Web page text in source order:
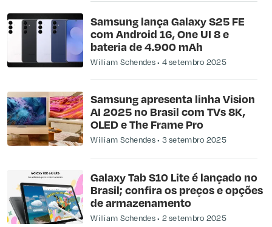
Samsung lança Galaxy S25 FE
com Android 16, One UI 8 e
bateria de 4.900 mAh
William Schendes 4 setembro 2025
Samsung apresenta linha Vision
AI 2025 no Brasil com TVs 8K,
OLED e The Frame Pro
William Schendes 3 setembro 2025
Galaxy Tab S10 Lite é lançado no
Brasil; confira os preços e opções
de armazenamento
William Schendes 2 setembro 2025